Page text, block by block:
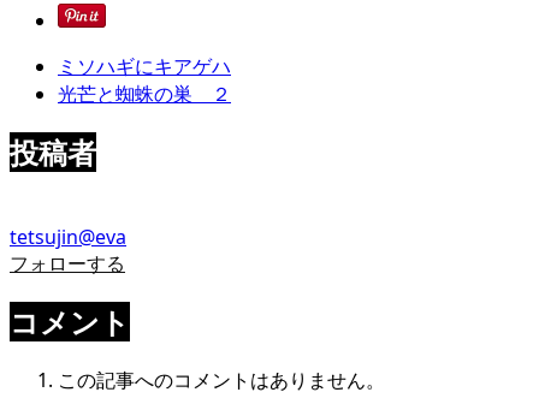
ミソハギにキアゲハ
光芒と蜘蛛の巣 ２
投稿者
tetsujin@eva
フォローする
コメント
この記事へのコメントはありません。